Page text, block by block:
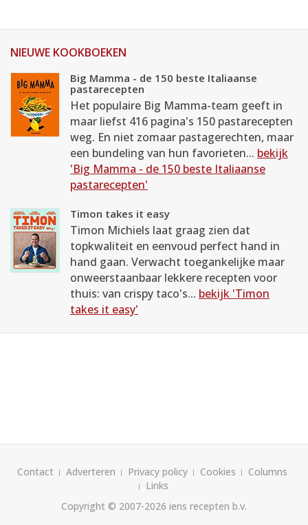
NIEUWE KOOKBOEKEN
Big Mamma - de 150 beste Italiaanse
pastarecepten
Het populaire Big Mamma-team geeft in
maar liefst 416 pagina's 150 pastarecepten
weg. En niet zomaar pastagerechten, maar
een bundeling van hun favorieten... bekijk
'Big Mamma - de 150 beste Italiaanse
pastarecepten'
Timon takes it easy
Timon Michiels laat graag zien dat
topkwaliteit en eenvoud perfect hand in
hand gaan. Verwacht toegankelijke maar
onweerstaanbaar lekkere recepten voor
thuis: van crispy taco's... bekijk 'Timon
takes it easy'
Contact Adverteren Privacy policy Cookies
Columns
Links
Copyright © 2007-2026 iens recepten b.v.